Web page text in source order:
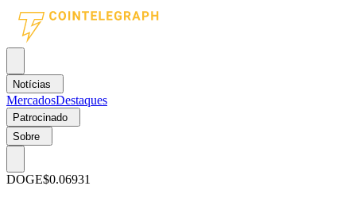
Notícias
MercadosDestaques
Patrocinado
Sobre
DOGE$0.06931